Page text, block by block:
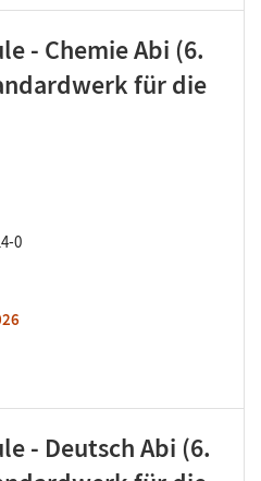
- Chemie Abi (6.
für die
0
- Deutsch Abi (6.